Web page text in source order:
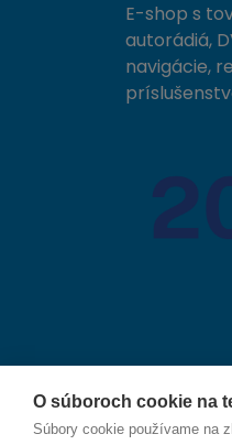
O súboroch cookie na
Súbory cookie používame na
E-shop s
autorádiá,
navigácie,
© 2026